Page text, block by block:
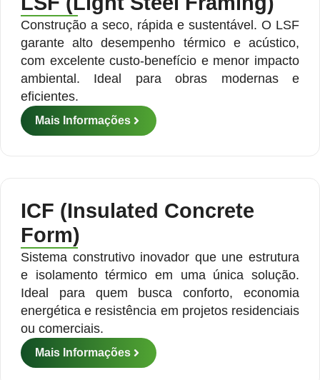
Construção a seco, rápida e sustentável. O LSF
garante alto desempenho térmico e acústico,
com excelente custo-benefício e menor impacto
ambiental. Ideal para obras modernas e
eficientes.
Mais Informações
ICF (Insulated Concrete
Form)
Sistema construtivo inovador que une estrutura
e isolamento térmico em uma única solução.
Ideal para quem busca conforto, economia
energética e resistência em projetos residenciais
ou comerciais.
Mais Informações